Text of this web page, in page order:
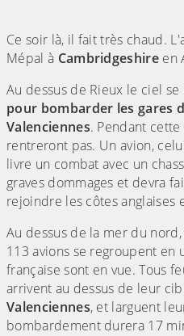
Ce soir là, il fait très chaud.
Mépal à Cambridgeshire en
Au dessus de Rieux le ciel
pour bombarder les gares
Valenciennes. Pendant
rentreront pas. Un avion,
livre un combat avec un
graves dommages et devra
rejoindre les côtes anglaises
Au dessus de la mer du
113 avions se regroupent en
française sont en vue. Tous
arrivent au dessus de leur
Valenciennes, et larguent
bombardement durera 17